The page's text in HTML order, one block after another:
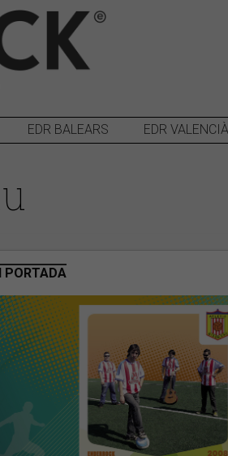
EDR BALEARS EDR VALENCIÀ
PORTADA